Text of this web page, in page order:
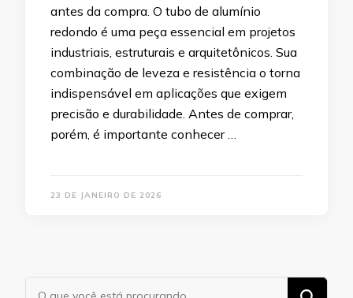
antes da compra. O tubo de alumínio
redondo é uma peça essencial em projetos
industriais, estruturais e arquitetônicos. Sua
combinação de leveza e resistência o torna
indispensável em aplicações que exigem
precisão e durabilidade. Antes de comprar,
porém, é importante conhecer …
23 DE JANEIRO DE 2026
Procurando